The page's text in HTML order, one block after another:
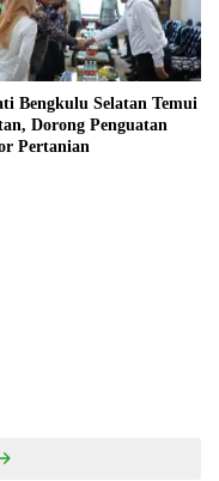
Bengkulu Selatan Temui
Dorong Penguatan
Pertanian